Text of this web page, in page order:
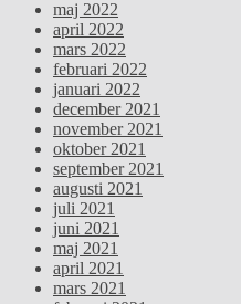
maj 2022
april 2022
mars 2022
februari 2022
januari 2022
december 2021
november 2021
oktober 2021
september 2021
augusti 2021
juli 2021
juni 2021
maj 2021
april 2021
mars 2021